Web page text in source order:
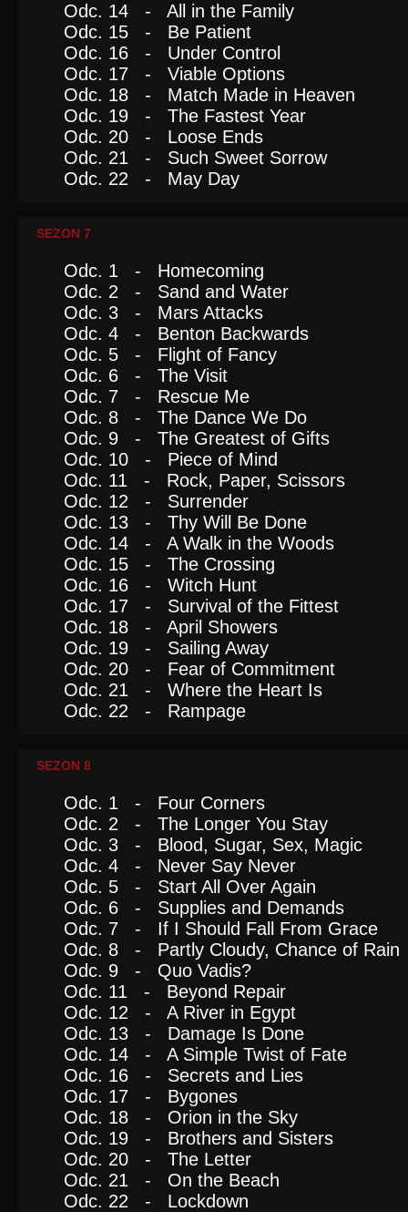
Odc. 14 - All in the Family
Odc. 15 - Be Patient
Odc. 16 - Under Control
Odc. 17 - Viable Options
Odc. 18 - Match Made in Heaven
Odc. 19 - The Fastest Year
Odc. 20 - Loose Ends
Odc. 21 - Such Sweet Sorrow
Odc. 22 - May Day
SEZON 7
Odc. 1 - Homecoming
Odc. 2 - Sand and Water
Odc. 3 - Mars Attacks
Odc. 4 - Benton Backwards
Odc. 5 - Flight of Fancy
Odc. 6 - The Visit
Odc. 7 - Rescue Me
Odc. 8 - The Dance We Do
Odc. 9 - The Greatest of Gifts
Odc. 10 - Piece of Mind
Odc. 11 - Rock, Paper, Scissors
Odc. 12 - Surrender
Odc. 13 - Thy Will Be Done
Odc. 14 - A Walk in the Woods
Odc. 15 - The Crossing
Odc. 16 - Witch Hunt
Odc. 17 - Survival of the Fittest
Odc. 18 - April Showers
Odc. 19 - Sailing Away
Odc. 20 - Fear of Commitment
Odc. 21 - Where the Heart Is
Odc. 22 - Rampage
SEZON 8
Odc. 1 - Four Corners
Odc. 2 - The Longer You Stay
Odc. 3 - Blood, Sugar, Sex, Magic
Odc. 4 - Never Say Never
Odc. 5 - Start All Over Again
Odc. 6 - Supplies and Demands
Odc. 7 - If I Should Fall From Grace
Odc. 8 - Partly Cloudy, Chance of Rain
Odc. 9 - Quo Vadis?
Odc. 11 - Beyond Repair
Odc. 12 - A River in Egypt
Odc. 13 - Damage Is Done
Odc. 14 - A Simple Twist of Fate
Odc. 16 - Secrets and Lies
Odc. 17 - Bygones
Odc. 18 - Orion in the Sky
Odc. 19 - Brothers and Sisters
Odc. 20 - The Letter
Odc. 21 - On the Beach
Odc. 22 - Lockdown